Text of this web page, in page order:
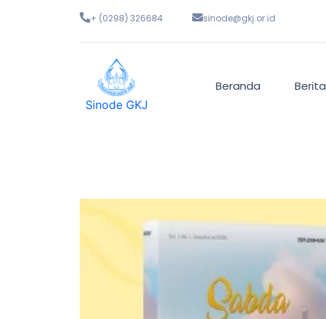
+ (0298) 326684 sinode@gkj.or.id
Sinode GKJ
Beranda Berita